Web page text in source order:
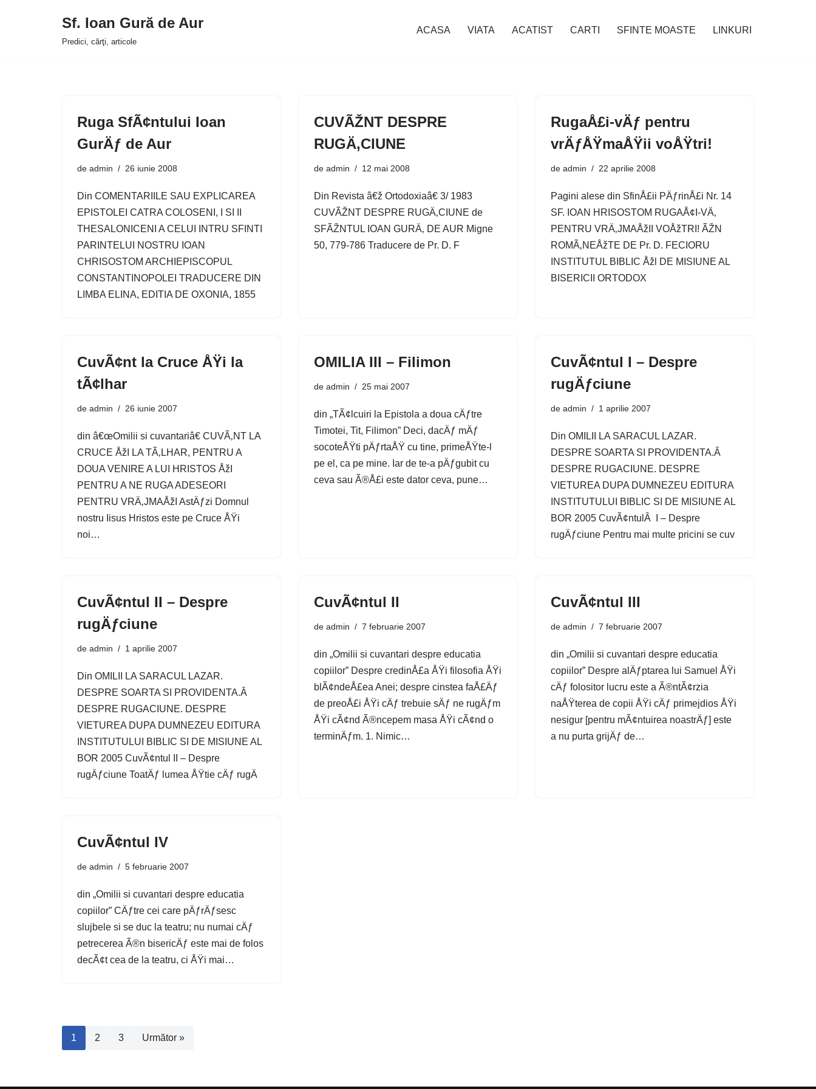
Sf. Ioan Gură de Aur
Predici, cărţi, articole
ACASA VIATA ACATIST CARTI SFINTE MOASTE LINKURI
Ruga SfÃ¢ntului Ioan
GurÄƒ de Aur
de admin 26 iunie 2008
Din COMENTARIILE SAU EXPLICAREA
EPISTOLEI CATRA COLOSENI, I SI II
THESALONICENI A CELUI INTRU SFINTI
PARINTELUI NOSTRU IOAN
CHRISOSTOM ARCHIEPISCOPUL
CONSTANTINOPOLEI TRADUCERE DIN
LIMBA ELINA, EDITIA DE OXONIA, 1855
CUVÃŽNT DESPRE
RUGÄ‚CIUNE
de admin 12 mai 2008
Din Revista â€ž Ortodoxiaâ€ 3/ 1983
CUVÃŽNT DESPRE RUGÄ‚CIUNE de
SFÃŽNTUL IOAN GURÄ‚ DE AUR Migne
50, 779-786 Traducere de Pr. D. F
RugaÅ£i-vÄƒ pentru
vrÄƒÅŸmaÅŸii voÅŸtri!
de admin 22 aprilie 2008
Pagini alese din SfinÅ£ii PÄƒrinÅ£i Nr. 14
SF. IOAN HRISOSTOM RUGAÅ¢I-VÄ‚
PENTRU VRÄ‚JMAÅžII VOÅžTRI! ÃŽN
ROMÃ‚NEÅžTE DE Pr. D. FECIORU
INSTITUTUL BIBLIC Åžl DE MISIUNE AL
BISERICII ORTODOX
CuvÃ¢nt la Cruce ÅŸi la
tÃ¢lhar
de admin 26 iunie 2007
din â€œOmilii si cuvantariâ€ CUVÃ‚NT LA
CRUCE ÅžI LA TÃ‚LHAR, PENTRU A
DOUA VENIRE A LUI HRISTOS ÅžI
PENTRU A NE RUGA ADESEORI
PENTRU VRÄ‚JMAÅžI AstÄƒzi Domnul
nostru Iisus Hristos este pe Cruce ÅŸi
noi…
OMILIA III – Filimon
de admin 25 mai 2007
din „TÃ¢lcuiri la Epistola a doua cÄƒtre
Timotei, Tit, Filimon” Deci, dacÄƒ mÄƒ
socoteÅŸti pÄƒrtaÅŸ cu tine, primeÅŸte-l
pe el, ca pe mine. Iar de te-a pÄƒgubit cu
ceva sau Ã®Å£i este dator ceva, pune…
CuvÃ¢ntul I – Despre
rugÄƒciune
de admin 1 aprilie 2007
Din OMILII LA SARACUL LAZAR.
DESPRE SOARTA SI PROVIDENTA.Â
DESPRE RUGACIUNE. DESPRE
VIETUREA DUPA DUMNEZEU EDITURA
INSTITUTULUI BIBLIC SI DE MISIUNE AL
BOR 2005 CuvÃ¢ntulÂ I – Despre
rugÄƒciune Pentru mai multe pricini se cuv
CuvÃ¢ntul II – Despre
rugÄƒciune
de admin 1 aprilie 2007
Din OMILII LA SARACUL LAZAR.
DESPRE SOARTA SI PROVIDENTA.Â
DESPRE RUGACIUNE. DESPRE
VIETUREA DUPA DUMNEZEU EDITURA
INSTITUTULUI BIBLIC SI DE MISIUNE AL
BOR 2005 CuvÃ¢ntul II – Despre
rugÄƒciune ToatÄƒ lumea ÅŸtie cÄƒ rugÄ
CuvÃ¢ntul II
de admin 7 februarie 2007
din „Omilii si cuvantari despre educatia
copiilor” Despre credinÅ£a ÅŸi filosofia ÅŸi
blÃ¢ndeÅ£ea Anei; despre cinstea faÅ£Äƒ
de preoÅ£i ÅŸi cÄƒ trebuie sÄƒ ne rugÄƒm
ÅŸi cÃ¢nd Ã®ncepem masa ÅŸi cÃ¢nd o
terminÄƒm. 1. Nimic…
CuvÃ¢ntul III
de admin 7 februarie 2007
din „Omilii si cuvantari despre educatia
copiilor” Despre alÄƒptarea lui Samuel ÅŸi
cÄƒ folositor lucru este a Ã®ntÃ¢rzia
naÅŸterea de copii ÅŸi cÄƒ primejdios ÅŸi
nesigur [pentru mÃ¢ntuirea noastrÄƒ] este
a nu purta grijÄƒ de…
CuvÃ¢ntul IV
de admin 5 februarie 2007
din „Omilii si cuvantari despre educatia
copiilor” CÄƒtre cei care pÄƒrÄƒsesc
slujbele si se duc la teatru; nu numai cÄƒ
petrecerea Ã®n bisericÄƒ este mai de folos
decÃ¢t cea de la teatru, ci ÅŸi mai…
1 2 3 Următor »